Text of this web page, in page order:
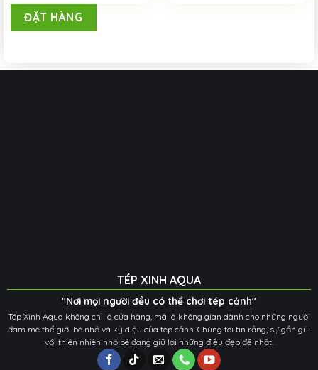
ĐẶT HÀNG
TÉP XINH AQUA
"Nơi mọi người đều có thể chơi tép cảnh"
Tép Xinh Aqua không chỉ là cửa hàng, mà là không gian dành cho những người
đam mê thế giới bé nhỏ và kỳ diệu của tép cảnh. Chúng tôi tin rằng, sự gần gũi
với thiên nhiên nhỏ bé đang giữ lại những điều đẹp đẽ nhất.